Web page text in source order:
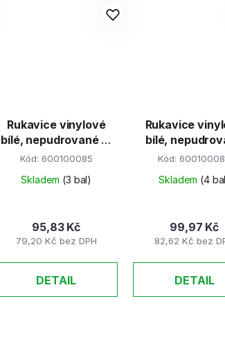
Rukavice vinylové
bílé, nepudrované M
100ks/bal
Kód: 600100085
Skladem (3 bal)
79,20 Kč bez DPH
95,83 Kč
DETAIL
Rukavice
bílé,
XL 100ks/
Kód:
Skladem (4
82,62 Kč bez
99,97 Kč
DETAIL